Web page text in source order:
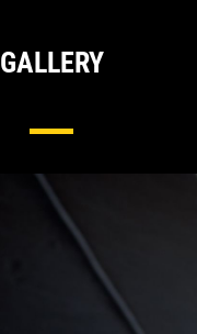
GALLERY